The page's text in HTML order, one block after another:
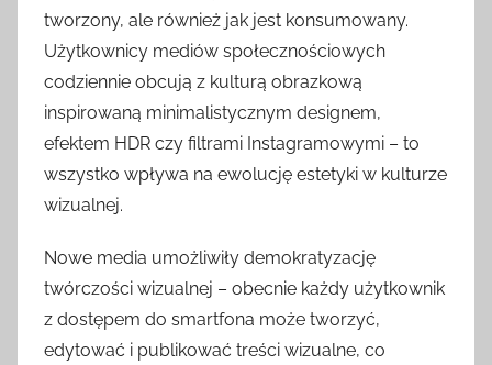
tworzony, ale również jak jest konsumowany.
Użytkownicy mediów społecznościowych
codziennie obcują z kulturą obrazkową
inspirowaną minimalistycznym designem,
efektem HDR czy filtrami Instagramowymi – to
wszystko wpływa na ewolucję estetyki w kulturze
wizualnej.
Nowe media umożliwiły demokratyzację
twórczości wizualnej – obecnie każdy użytkownik
z dostępem do smartfona może tworzyć,
edytować i publikować treści wizualne, co